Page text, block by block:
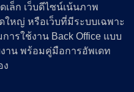
เล็ก เว็บดีไซน์เน้นภาพ
หญ่ หรือเว็บที่มีระบบเฉพาะ
รใช้งาน Back Office แบบ
าน พร้อมคู่มือการอัพเดท
ง